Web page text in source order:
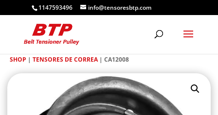
1147593496 info@tensoresbtp.com
SHOP | TENSORES DE CORREA| CA12008